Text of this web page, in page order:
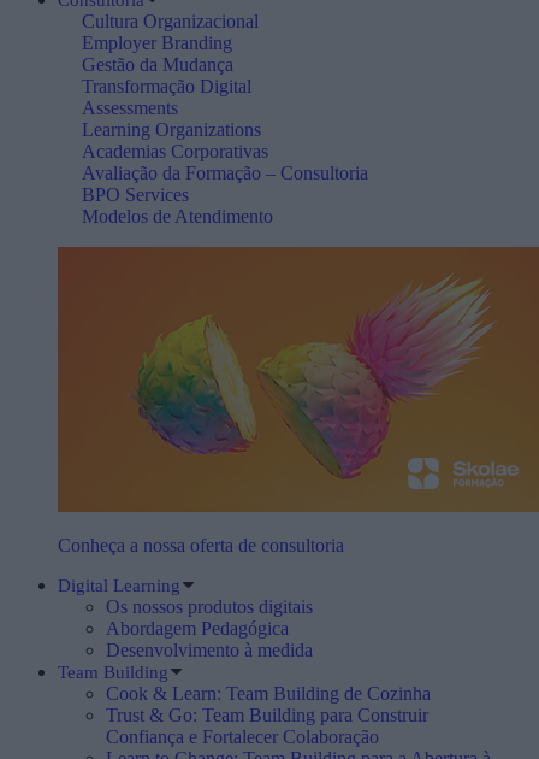
Cultura Organizacional
Employer Branding
Gestão da Mudança
Transformação Digital
Assessments
Learning Organizations
Academias Corporativas
Avaliação da Formação – Consultoria
BPO Services
Modelos de Atendimento
Conheça a nossa oferta de consultoria
Digital Learning
Os nossos produtos digitais
Abordagem Pedagógica
Desenvolvimento à medida
Team Building
Cook & Learn: Team Building de Cozinha
Trust & Go: Team Building para Construir
Confiança e Fortalecer Colaboração